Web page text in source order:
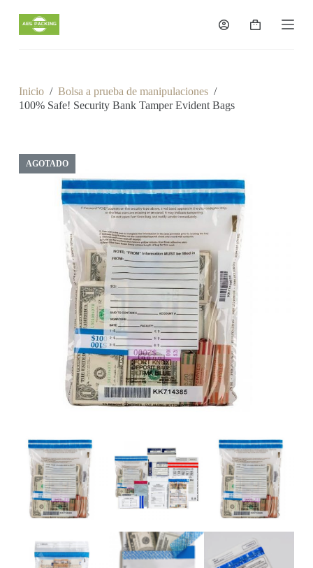
S
n
Carro
Inicio / Bolsa a prueba de manipulaciones /
100% Safe! Security Bank Tamper Evident Bags
AGOTADO